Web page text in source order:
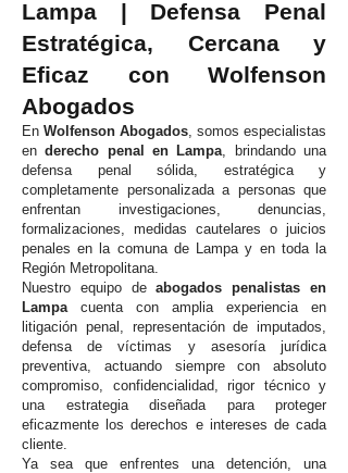
Lampa | Defensa Penal
Estratégica, Cercana y
Eficaz con Wolfenson
Abogados
En Wolfenson Abogados, somos especialistas
enderecho penal en Lampa, brindando una
defensa penal sólida, estratégica y
completamente personalizada a personas que
enfrentan investigaciones, denuncias,
formalizaciones, medidas cautelares o juicios
penales en la comuna de Lampa y en toda la
Región Metropolitana.
Nuestro equipo deabogados penalistas en
Lampacuenta con amplia experiencia en
litigación penal, representación de imputados,
defensa de víctimas y asesoría jurídica
preventiva, actuando siempre con absoluto
compromiso, confidencialidad, rigor técnico y
una estrategia diseñada para proteger
eficazmente los derechos e intereses de cada
cliente.
Ya sea que enfrentes una detención, una